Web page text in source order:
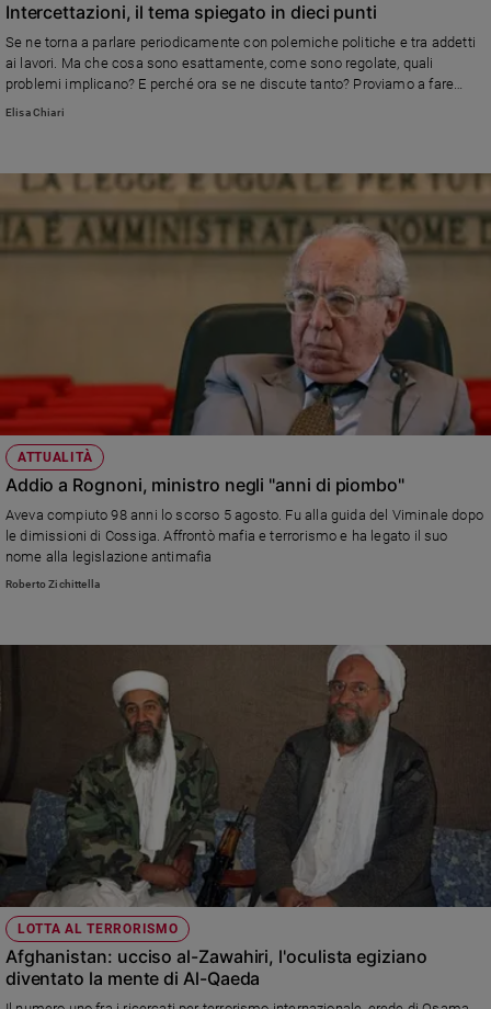
Intercettazioni, il tema spiegato in dieci punti
Se ne torna a parlare periodicamente con polemiche politiche e tra addetti
ai lavori. Ma che cosa sono esattamente, come sono regolate, quali
problemi implicano? E perché ora se ne discute tanto? Proviamo a fare
chiarezza
Elisa Chiari
ATTUALITÀ
Addio a Rognoni, ministro negli "anni di piombo"
Aveva compiuto 98 anni lo scorso 5 agosto. Fu alla guida del Viminale dopo
le dimissioni di Cossiga. Affrontò mafia e terrorismo e ha legato il suo
nome alla legislazione antimafia
Roberto Zichittella
LOTTA AL TERRORISMO
Afghanistan: ucciso al-Zawahiri, l'oculista egiziano
diventato la mente di Al-Qaeda